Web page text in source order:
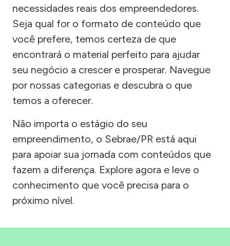
necessidades reais dos empreendedores.
Seja qual for o formato de conteúdo que
você prefere, temos certeza de que
encontrará o material perfeito para ajudar
seu negócio a crescer e prosperar. Navegue
por nossas categorias e descubra o que
temos a oferecer.
Não importa o estágio do seu
empreendimento, o Sebrae/PR está aqui
para apoiar sua jornada com conteúdos que
fazem a diferença. Explore agora e leve o
conhecimento que você precisa para o
próximo nível.